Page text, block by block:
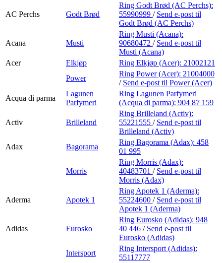
AC Perchs Godt Brød
Ring Godt Brød (AC Perchs):
55990999 / Send e-post til
Godt Brød (AC Perchs)
Acana Musti
Ring Musti (Acana):
90680472 / Send e-post til
Musti (Acana)
Acer
Elkjøp Ring Elkjøp (Acer): 21002121
Power
Ring Power (Acer): 21004000
/ Send e-post til Power (Acer)
Acqua di parma
Lagunen
Parfymeri
Ring Lagunen Parfymeri
(Acqua di parma): 904 87 159
Activ Brilleland
Ring Brilleland (Activ):
55221555 / Send e-post til
Brilleland (Activ)
Adax
Bagorama
Ring Bagorama (Adax): 458
01 995
Morris
Ring Morris (Adax):
40483701 / Send e-post til
Morris (Adax)
Aderma Apotek 1
Ring Apotek 1 (Aderma):
55224600 / Send e-post til
Apotek 1 (Aderma)
Adidas Eurosko
Ring Eurosko (Adidas): 948
40 446 / Send e-post til
Eurosko (Adidas)
Intersport
Ring Intersport (Adidas):
55117777